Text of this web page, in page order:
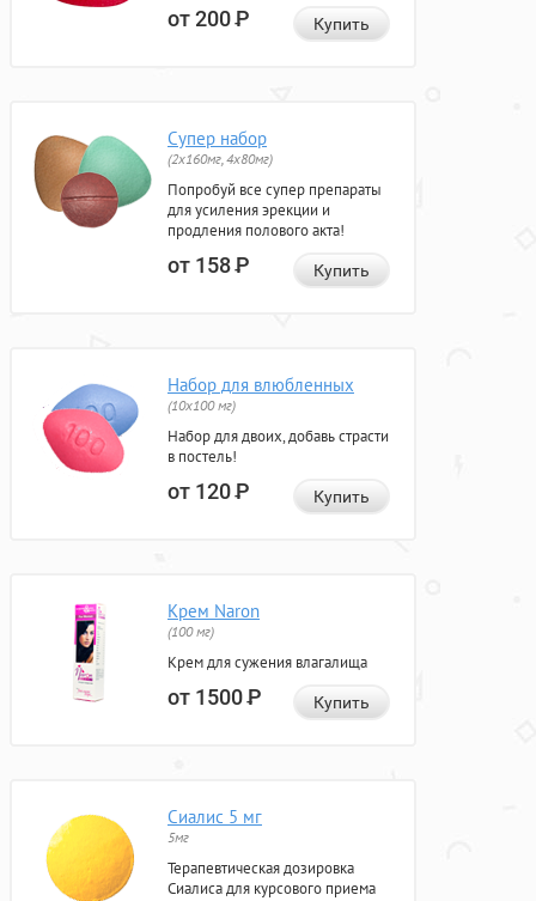
от 200Р Купить
Супер набор
(2х160мг, 4х80мг)
Попробуй все супер препараты
для усиления эрекции и
продления полового акта!
от 158Р Купить
Набор для влюбленных
(10х100 мг)
Набор для двоих, добавь страсти
в постель!
от 120Р Купить
Крем Naron
(100 мг)
Крем для сужения влагалища
от 1500Р Купить
Сиалис 5 мг
5мг
Терапевтическая дозировка
Сиалиса для курсового приема